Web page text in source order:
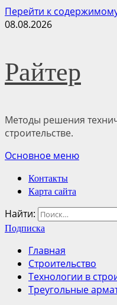
Перейти к
08.08.2026
Райтер
Методы решения
строительстве.
Основное меню
Контакты
Карта сайта
Найти:
Подписка
Главная
Строительство
Технологии в
Треугольные